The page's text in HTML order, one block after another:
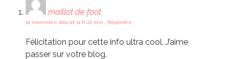
maillot de foot
10 novembre 2011 at 11 h 22 min Répondre
Félicitation pour cette info ultra cool. J’aime
passer sur votre blog.